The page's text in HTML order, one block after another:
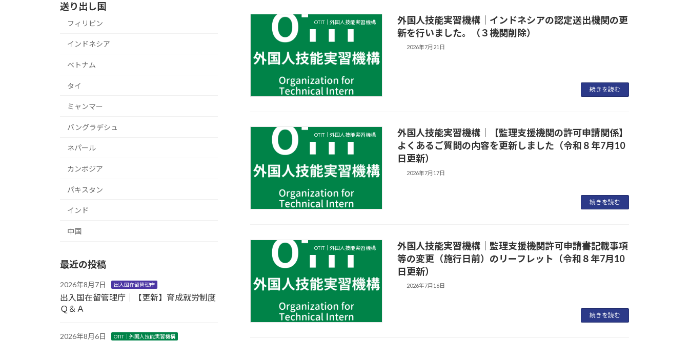
OTIT｜外国人技能実習機構
外国人技能実習機構｜インドネシアの認定送出機関の更
新を行いました。（３機関削除）
2026年7月21日
続きを読む
OTIT｜外国人技能実習機構
外国人技能実習機構｜【監理支援機関の許可申請関係】
よくあるご質問の内容を更新しました（令和８年7月10
日更新）
2026年7月17日
続きを読む
OTIT｜外国人技能実習機構
外国人技能実習機構｜監理支援機関許可申請書記載事項
等の変更（施行日前）のリーフレット（令和８年7月10
日更新）
2026年7月16日
続きを読む
送り出し国
フィリピン
インドネシア
ベトナム
タイ
ミャンマー
バングラデシュ
ネパール
カンボジア
パキスタン
インド
中国
最近の投稿
2026年8月7日 出入国在留管理庁
出入国在留管理庁｜【更新】育成就労制度
Ｑ＆Ａ
2026年8月6日 OTIT｜外国人技能実習機構